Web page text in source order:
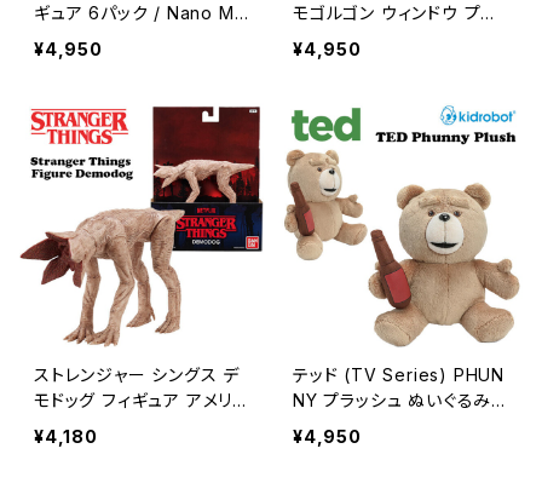
ギュア 6パック / Nano Me
talfigs Toy Story 6 Pack
【B328】
¥4,950
モゴルゴン ウィンドウ プラ
ッシュ ぬいぐるみ アメリカ
ン雑貨 PHUNNY 【Kidrob
DEMOGORGON WINDO
W PLUSH【B327】
¥4,950
ストレンジャー シングス デ
モドッグ フィギュア アメリカ
ン雑貨 NETFLIX / STRAN
GER THINGS DEMODOG
¥4,180
テッド (TV Series) PHUN
NY プラッシュ ぬいぐるみ
アメリカン雑貨 【Kidrobo
t】/ Ted PLUSH【B325】
¥4,950